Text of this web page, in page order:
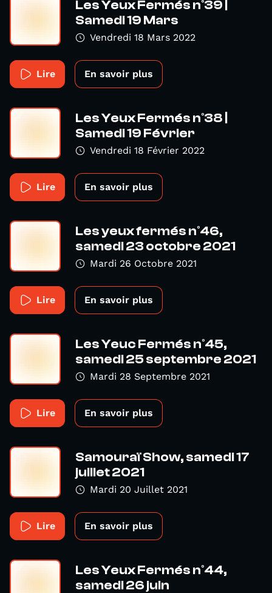
Les Yeux Fermés n°39 |
Samedi 19 Mars
Vendredi 18 Mars 2022
Lire En savoir plus
Les Yeux Fermés n°38 |
Samedi 19 Février
Vendredi 18 Février 2022
Lire En savoir plus
Les yeux fermés n°46,
samedi 23 octobre 2021
Mardi 26 Octobre 2021
Lire En savoir plus
Les Yeuc Fermés n°45,
samedi 25 septembre 2021
Mardi 28 Septembre 2021
Lire En savoir plus
Samouraï Show, samedi 17
juillet 2021
Mardi 20 Juillet 2021
Lire En savoir plus
Les Yeux Fermés n°44,
samedi 26 juin